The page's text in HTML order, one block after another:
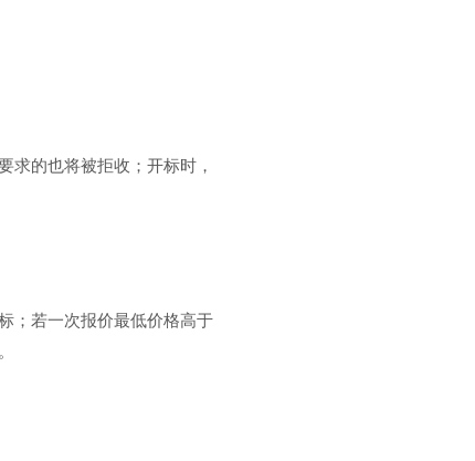
求的也将被拒收；开标时，
；若一次报价最低价格高于